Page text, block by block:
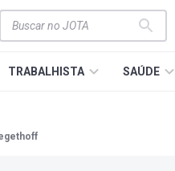
TRABALHISTA SAÚDE